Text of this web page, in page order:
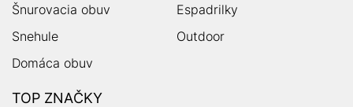
Šnurovacia obuv
Espadrilky
Snehule
Outdoor
Domáca obuv
TOP ZNAČKY